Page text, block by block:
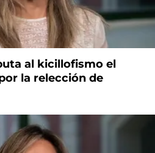
al kicillofismo el
la relección de